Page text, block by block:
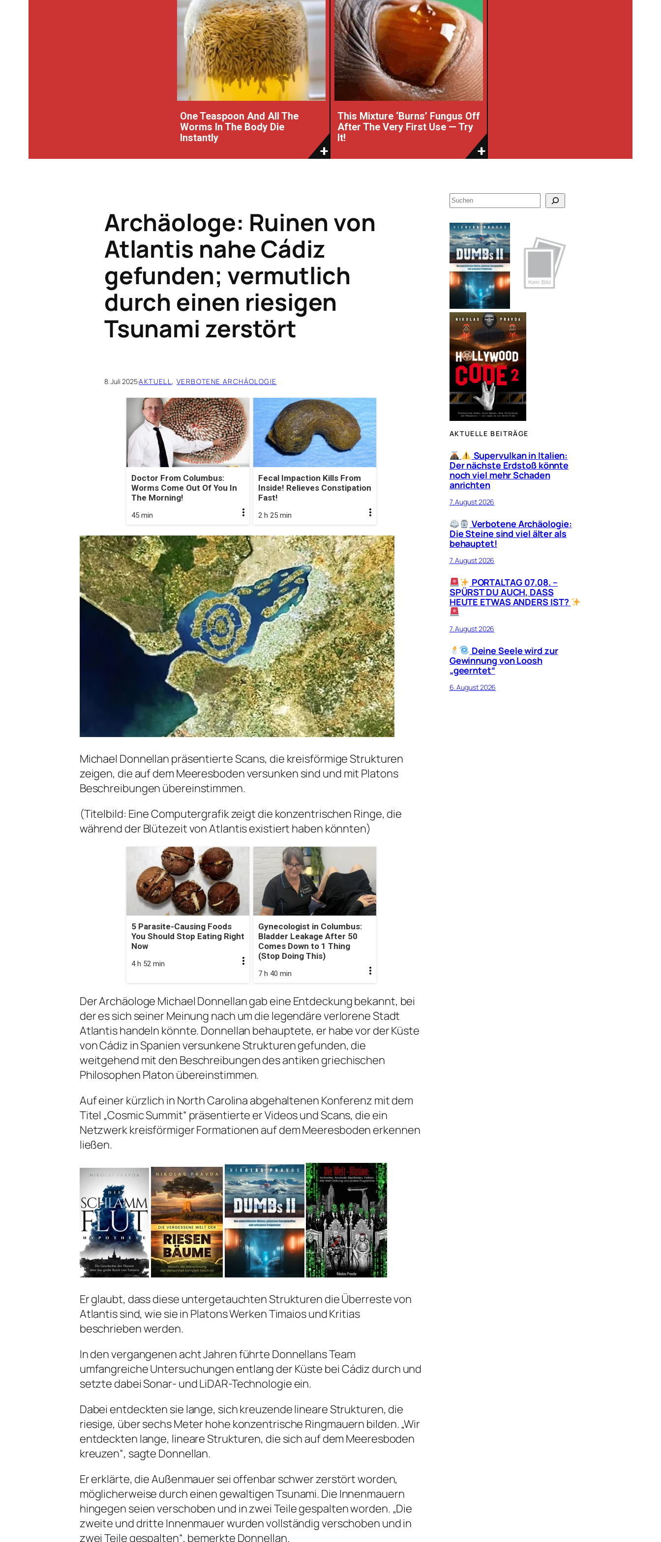
One Teaspoon And All The
Worms In The Body Die
Instantly
This Mixture ‘Burns’ Fungus Off
After The Very First Use — Try
It!
Archäologe: Ruinen von
Atlantis nahe Cádiz
gefunden; vermutlich
durch einen riesigen
Tsunami zerstört
8. Juli 2025·AKTUELL, VERBOTENE ARCHÄOLOGIE
Doctor From Columbus:
Worms Come Out Of You In
The Morning!
45 min
Fecal Impaction Kills From
Inside! Relieves Constipation
Fast!
2 h 25 min
Michael Donnellan präsentierte Scans, die kreisförmige Strukturen
zeigen, die auf dem Meeresboden versunken sind und mit Platons
Beschreibungen übereinstimmen.
(Titelbild: Eine Computergrafik zeigt die konzentrischen Ringe, die
während der Blütezeit von Atlantis existiert haben könnten)
5 Parasite-Causing Foods
You Should Stop Eating Right
Now
4 h 52 min
Gynecologist in Columbus:
Bladder Leakage After 50
Comes Down to 1 Thing
(Stop Doing This)
7 h 40 min
Der Archäologe Michael Donnellan gab eine Entdeckung bekannt, bei
der es sich seiner Meinung nach um die legendäre verlorene Stadt
Atlantis handeln könnte. Donnellan behauptete, er habe vor der Küste
von Cádiz in Spanien versunkene Strukturen gefunden, die
weitgehend mit den Beschreibungen des antiken griechischen
Philosophen Platon übereinstimmen.
Auf einer kürzlich in North Carolina abgehaltenen Konferenz mit dem
Titel „Cosmic Summit“ präsentierte er Videos und Scans, die ein
Netzwerk kreisförmiger Formationen auf dem Meeresboden erkennen
ließen.
Er glaubt, dass diese untergetauchten Strukturen die Überreste von
Atlantis sind, wie sie in Platons Werken Timaios und Kritias
beschrieben werden.
In den vergangenen acht Jahren führte Donnellans Team
umfangreiche Untersuchungen entlang der Küste bei Cádiz durch und
setzte dabei Sonar- und LiDAR-Technologie ein.
Dabei entdeckten sie lange, sich kreuzende lineare Strukturen, die
riesige, über sechs Meter hohe konzentrische Ringmauern bilden. „Wir
entdeckten lange, lineare Strukturen, die sich auf dem Meeresboden
kreuzen“, sagte Donnellan.
Er erklärte, die Außenmauer sei offenbar schwer zerstört worden,
möglicherweise durch einen gewaltigen Tsunami. Die Innenmauern
hingegen seien verschoben und in zwei Teile gespalten worden. „Die
zweite und dritte Innenmauer wurden vollständig verschoben und in
zwei Teile gespalten“, bemerkte Donnellan.
S
c
h
e
n
AKTUELLE BEITRÄGE
Supervulkan in Italien:
Der nächste Erdstoß könnte
noch viel mehr Schaden
anrichten
7. August 2026
Verbotene Archäologie:
Die Steine sind viel älter als
behauptet!
7. August 2026
PORTALTAG 07.08. –
SPÜRST DU AUCH, DASS
HEUTE ETWAS ANDERS IST?
7. August 2026
Deine Seele wird zur
Gewinnung von Loosh
„geerntet“
6. August 2026